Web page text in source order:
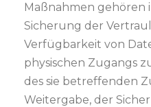
Maßnahmen gehören
Sicherung der
Verfügbarkeit von
physischen Zugangs
des sie betreffenden
Weitergabe, der